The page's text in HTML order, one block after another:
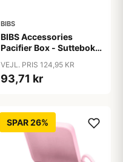
BIBS
BIBS Accessories
Pacifier Box - Sutteboks
Ivory/Black
VEJL. PRIS 124,95 KR
93,71 kr
SPAR 26%